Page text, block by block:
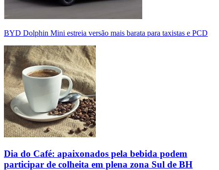
BYD Dolphin Mini estreia versão mais barata para taxistas e PCD
Dia do Café: apaixonados pela bebida podem
participar de colheita em plena zona Sul de BH